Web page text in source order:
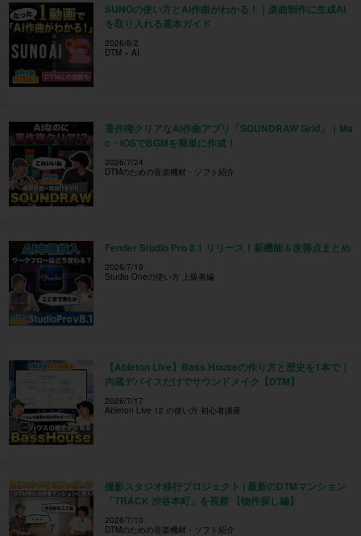
SUNOの使い方とAI作曲がわかる！｜楽曲制作に生成AI
を取り入れる基本ガイド
2026/8/2
DTM × AI
著作権クリアなAI作曲アプリ「SOUNDRAW Grid」｜Ma
c・iOSでBGMを簡単に作成！
2026/7/24
DTMのための音楽機材・ソフト紹介
Fender Studio Pro 8.1 リリース！新機能＆改善点まとめ
2026/7/19
Studio Oneの使い方 上級者編
【Ableton Live】Bass Houseの作り方と歴史を1本で｜
内蔵デバイスだけでサウンドメイク【DTM】
2026/7/17
Ableton Live 12 の使い方 初心者講座
撮影スタジオ移行プロジェクト | 最新のDTMマンション
「TRACK 渋谷本町」を視察 【物件探し編】
2026/7/10
DTMのための音楽機材・ソフト紹介